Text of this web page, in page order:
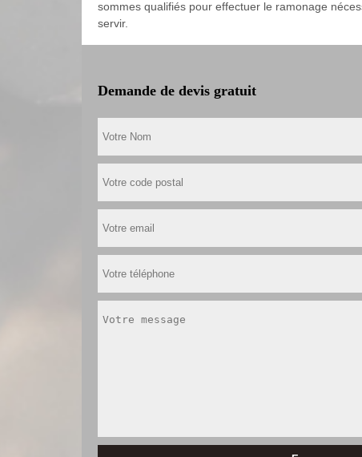
sommes qualifiés pour effectuer le ramonage
servir.
Demande de devis gratuit